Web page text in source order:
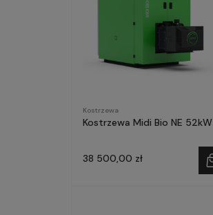
Kostrzewa
Kostrzewa Midi Bio NE 52kW
38 500,00 zł